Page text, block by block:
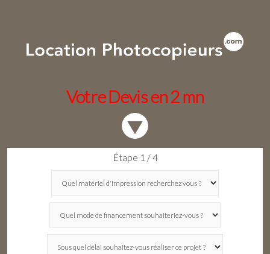
Votre Devis en 2 mn
Étape 1 / 4